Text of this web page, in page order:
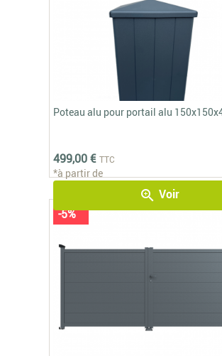
Poteau alu pour portail alu
499,00 € TTC
*à partir de
zoom_in Voir
-5%